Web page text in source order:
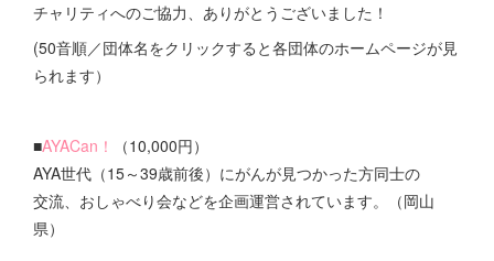
チャリティへのご協力、ありがとうございました！
(50音順／団体名をクリックすると各団体のホームページが見
られます）
■AYACan！
（10,000円）
AYA世代（15～39歳前後）にがんが見つかった方同士の
交流、おしゃべり会などを企画運営されています。（岡山
県）